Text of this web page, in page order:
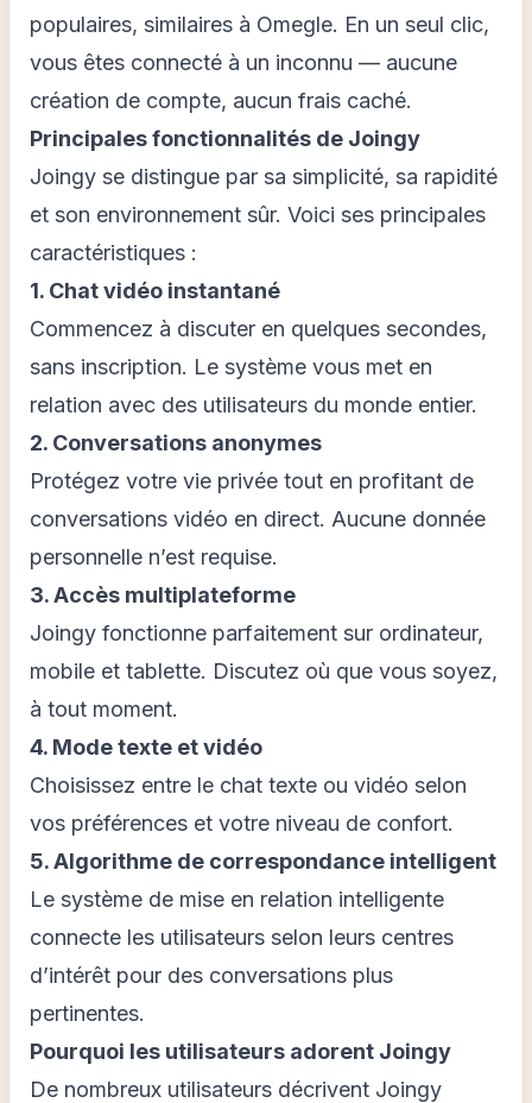
populaires, similaires à Omegle. En un seul clic,
vous êtes connecté à un inconnu — aucune
création de compte, aucun frais caché.
Principales fonctionnalités de Joingy
Joingy se distingue par sa simplicité, sa rapidité
et son environnement sûr. Voici ses principales
caractéristiques :
1. Chat vidéo instantané
Commencez à discuter en quelques secondes,
sans inscription. Le système vous met en
relation avec des utilisateurs du monde entier.
2. Conversations anonymes
Protégez votre vie privée tout en profitant de
conversations vidéo en direct. Aucune donnée
personnelle n’est requise.
3. Accès multiplateforme
Joingy fonctionne parfaitement sur ordinateur,
mobile et tablette. Discutez où que vous soyez,
à tout moment.
4. Mode texte et vidéo
Choisissez entre le chat texte ou vidéo selon
vos préférences et votre niveau de confort.
5. Algorithme de correspondance intelligent
Le système de mise en relation intelligente
connecte les utilisateurs selon leurs centres
d’intérêt pour des conversations plus
pertinentes.
Pourquoi les utilisateurs adorent Joingy
De nombreux utilisateurs décrivent Joingy